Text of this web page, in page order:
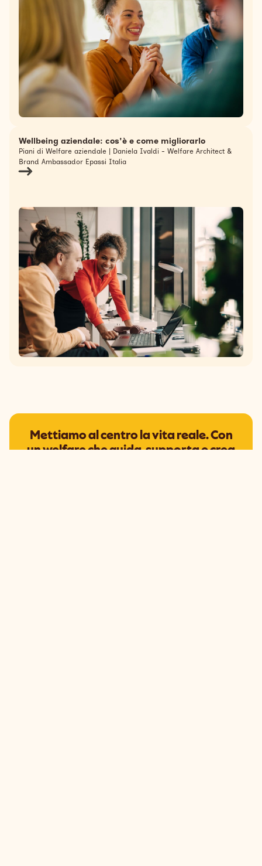
Wellbeing aziendale: cos'è e come migliorarlo
Piani di Welfare aziendale | Daniela Ivaldi - Welfare Architect &
Brand Ambassador Epassi Italia
Mettiamo al centro la vita reale. Con
un welfare che guida, supporta e crea